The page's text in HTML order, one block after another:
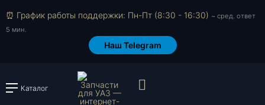
⏰ График работы поддержки: Пн-Пт (8:30 - 16:30) ~ сред. ответ
5 мин.
Наш Telegram
Каталог Войти или